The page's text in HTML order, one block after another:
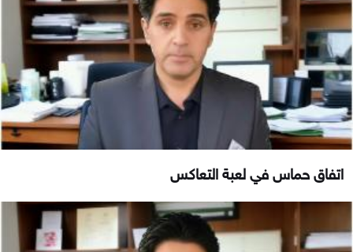
اتفاق حماس في لعبة التعاكس